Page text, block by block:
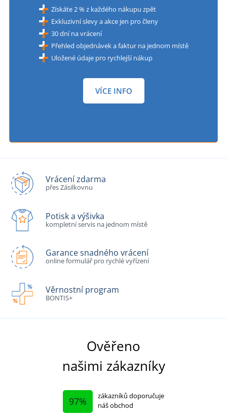
Získáte 2 % z každého nákupu zpět
Exkluzivní slevy a akce jen pro členy
30 dní na vrácení
Přehled objednávek a faktur na jednom místě
Uložené údaje pro rychlejší nákup
VÍCE INFO
Vrácení zdarma
přes Zásilkovnu
Potisk a výšivka
kompletní servis na jednom místě
Garance snadného vrácení
online formulář pro rychlé vyřízení
Věrnostní program
BONTIS+
Ověřeno
našimi zákazníky
97%
zákazníků doporučuje
náš obchod